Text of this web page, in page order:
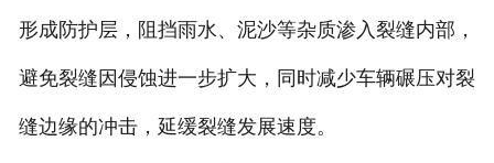
形成防护层，阻挡雨水、泥沙等杂质渗入裂缝内部，
避免裂缝因侵蚀进一步扩大，同时减少车辆碾压对裂
缝边缘的冲击，延缓裂缝发展速度。